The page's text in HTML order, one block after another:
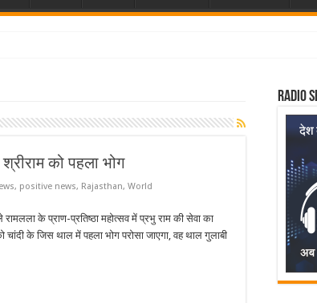
बि
को पहला भोग
, positive news, Rajasthan, World
के प्राण-प्रतिष्ठा महोत्सव में प्रभु राम की सेवा का
चांदी के जिस थाल में पहला भोग परोसा जाएगा, वह थाल गुलाबी
Radio